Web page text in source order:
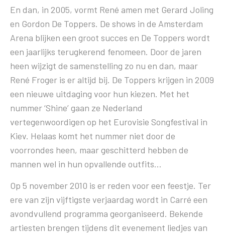
En dan, in 2005, vormt René amen met Gerard Joling
en Gordon De Toppers. De shows in de Amsterdam
Arena blijken een groot succes en De Toppers wordt
een jaarlijks terugkerend fenomeen. Door de jaren
heen wijzigt de samenstelling zo nu en dan, maar
René Froger is er altijd bij. De Toppers krijgen in 2009
een nieuwe uitdaging voor hun kiezen. Met het
nummer ‘Shine’ gaan ze Nederland
vertegenwoordigen op het Eurovisie Songfestival in
Kiev. Helaas komt het nummer niet door de
voorrondes heen, maar geschitterd hebben de
mannen wel in hun opvallende outfits…
Op 5 november 2010 is er reden voor een feestje. Ter
ere van zijn vijftigste verjaardag wordt in Carré een
avondvullend programma georganiseerd. Bekende
artiesten brengen tijdens dit evenement liedjes van